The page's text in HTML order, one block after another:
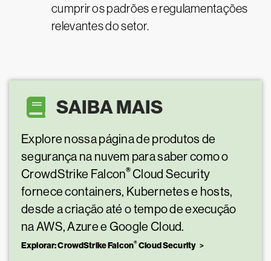
cumprir os padrões e regulamentações
relevantes do setor.
SAIBA MAIS
Explore nossa página de produtos de
segurança na nuvem para saber como o
CrowdStrike Falcon®Cloud Security
fornece containers, Kubernetes e hosts,
desde a criação até o tempo de execução
na AWS, Azure e Google Cloud.
Explorar: CrowdStrike Falcon®Cloud Security